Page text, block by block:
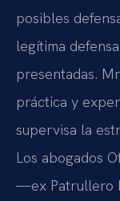
posibles
legítima
presentadas.
práctica y
supervisa la
Los abogados
—ex Patrullero